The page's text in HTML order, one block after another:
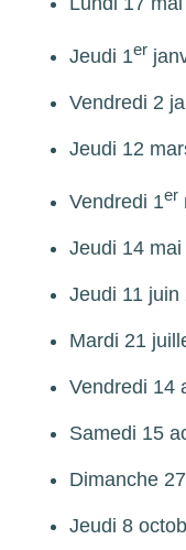
Jeudi 1er
Vendredi 2
Jeudi 12
Vendredi 1er
Jeudi 14
Jeudi 11
Mardi 21
Vendredi 14
Samedi 15
Dimanche
Jeudi 8